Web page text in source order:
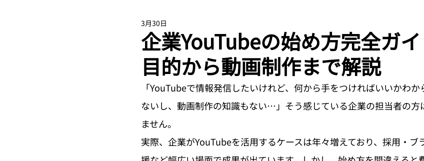
企業YouTubeの始め方完全ガ
目的から動画制作まで解説
3月30日
「YouTubeで情報発信したいけれど、何から手をつければいいかわ
ないし、動画制作の知識もない…」そう感じている企業の担当者の方
ません。
実際、企業がYouTubeを活用するケースは年々増えており、採用・ブ